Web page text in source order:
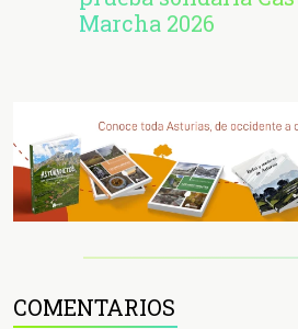
Marcha 2026
COMENTARIOS